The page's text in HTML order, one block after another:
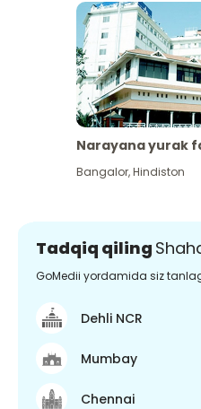
Narayana yurak
Bangalor,Hindiston
Tadqiq qiling
GoMedii yordamida siz
Dehli NCR
Mumbay
Chennai